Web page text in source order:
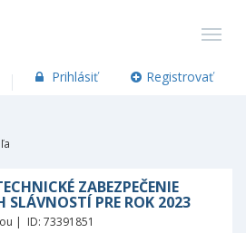
Prihlásiť Registrovať
ZABEZPEČENIE
SLÁVNOSTÍ PRE ROK 2023
| ID: 73391851